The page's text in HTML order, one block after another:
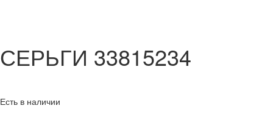
СЕРЬГИ 33815234
Есть в наличии